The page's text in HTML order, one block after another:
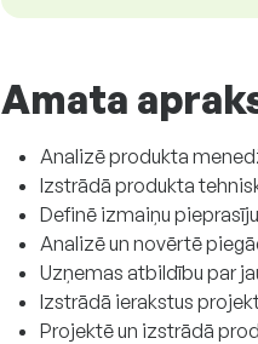
Amata
Analizē produkta
Izstrādā produkta
Definē izmaiņu
Analizē un novērtē
Uzņemas atbildību par
Izstrādā ierakstus
Projektē un izstrādā